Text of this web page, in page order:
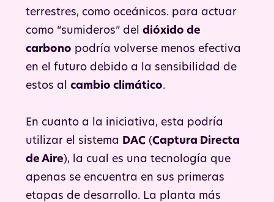
terrestres, como oceánicos. para actuar
como “sumideros” del dióxido de
carbono podría volverse menos efectiva
en el futuro debido a la sensibilidad de
estos al cambio climático.
En cuanto a la iniciativa, esta podría
utilizar el sistema
DAC (Captura Directa
de Aire), la cual es una tecnología que
apenas se encuentra en sus primeras
etapas de desarrollo. La planta más